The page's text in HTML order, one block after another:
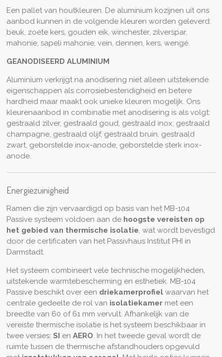
Een pallet van houtkleuren. De aluminium kozijnen uit ons
aanbod kunnen in de volgende kleuren worden geleverd:
beuk, zoete kers, gouden eik, winchester, zilverspar,
mahonie, sapeli mahonie, vein, dennen, kers, wengé.
GEANODISEERD ALUMINIUM
Aluminium verkrijgt na anodisering niet alleen uitstekende
eigenschappen als corrosiebestendigheid en betere
hardheid maar maakt ook unieke kleuren mogelijk. Ons
kleurenaanbod in combinatie met anodisering is als volgt:
gestraald zilver, gestraald goud, gestraald inox, gestraald
champagne, gestraald olijf, gestraald bruin, gestraald
zwart, geborstelde inox-anode, geborstelde sterk inox-
anode.
Energiezuinigheid
Ramen die zijn vervaardigd op basis van het MB-104
Passive systeem voldoen aan de hoogste vereisten op
het gebied van thermische isolatie, wat wordt bevestigd
door de certificaten van het Passivhaus Institut PHI in
Darmstadt.
Het systeem combineert vele technische mogelijkheden,
uitstekende warmtebescherming en esthetiek. MB-104
Passive beschikt over een driekamerprofiel waarvan het
centrale gedeelte de rol van isolatiekamer met een
breedte van 60 of 61 mm vervult. Afhankelijk van de
vereiste thermische isolatie is het systeem beschikbaar in
twee versies: SI en AERO. In het tweede geval wordt de
ruimte tussen de thermische afstandhouders opgevuld